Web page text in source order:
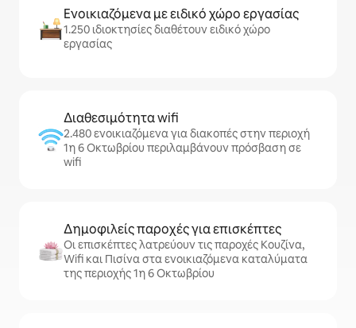
Ενοικιαζόμενα με ειδικό χώρο εργασίας
1.250 ιδιοκτησίες διαθέτουν ειδικό χώρο
εργασίας
Διαθεσιμότητα wifi
2.480 ενοικιαζόμενα για διακοπές στην περιοχή
1η 6 Οκτωβρίου περιλαμβάνουν πρόσβαση σε
wifi
Δημοφιλείς παροχές για επισκέπτες
Οι επισκέπτες λατρεύουν τις παροχές Κουζίνα,
Wifi και Πισίνα στα ενοικιαζόμενα καταλύματα
της περιοχής 1η 6 Οκτωβρίου